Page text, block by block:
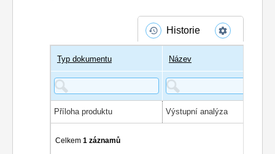
Historie
Typ dokumentu Název
Příloha produktu Výstupní analýza
Celkem1 záznamů